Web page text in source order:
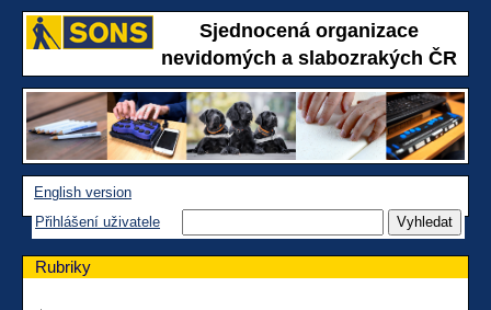
Sjednocená organizace
nevidomých a slabozrakých ČR
English version
Přihlášení uživatele
Rubriky